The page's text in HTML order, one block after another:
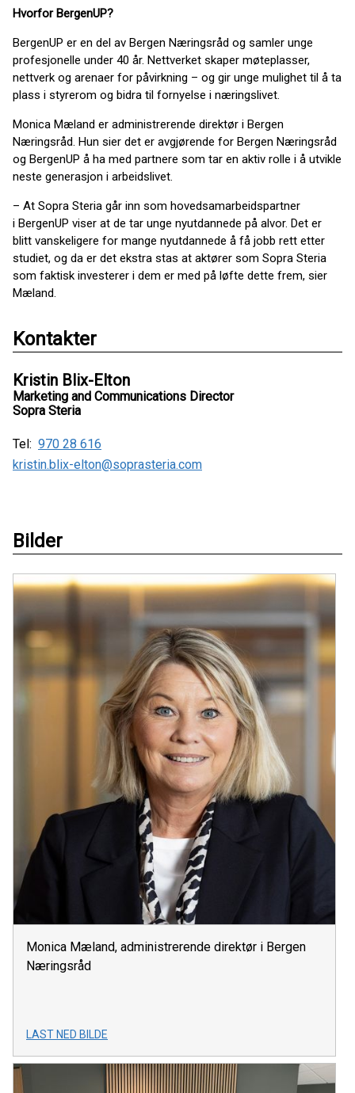
Hvorfor BergenUP?
BergenUP er en del av Bergen Næringsråd og samler unge
profesjonelle under 40 år. Nettverket skaper møteplasser,
nettverk og arenaer for påvirkning – og gir unge mulighet til å ta
plass i styrerom og bidra til fornyelse i næringslivet.
Monica Mæland er administrerende direktør i Bergen
Næringsråd. Hun sier det er avgjørende for Bergen Næringsråd
og BergenUP å ha med partnere som tar en aktiv rolle i å utvikle
neste generasjon i arbeidslivet.
– At Sopra Steria går inn som hovedsamarbeidspartner
i BergenUP viser at de tar unge nyutdannede på alvor. Det er
blitt vanskeligere for mange nyutdannede å få jobb rett etter
studiet, og da er det ekstra stas at aktører som Sopra Steria
som faktisk investerer i dem er med på løfte dette frem, sier
Mæland.
Kontakter
Kristin Blix-Elton
Marketing and Communications Director
Sopra Steria
Tel: 970 28 616
kristin.blix-elton@soprasteria.com
Bilder
Monica Mæland, administrerende direktør i Bergen
Næringsråd
LAST NED BILDE